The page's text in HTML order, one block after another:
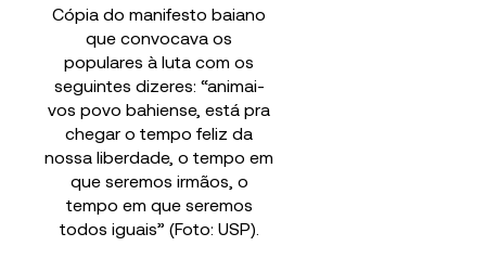
Cópia do manifesto baiano
que convocava os
populares à luta com os
seguintes dizeres: “animai-
vos povo bahiense, está pra
chegar o tempo feliz da
nossa liberdade, o tempo em
que seremos irmãos, o
tempo em que seremos
todos iguais” (Foto: USP).